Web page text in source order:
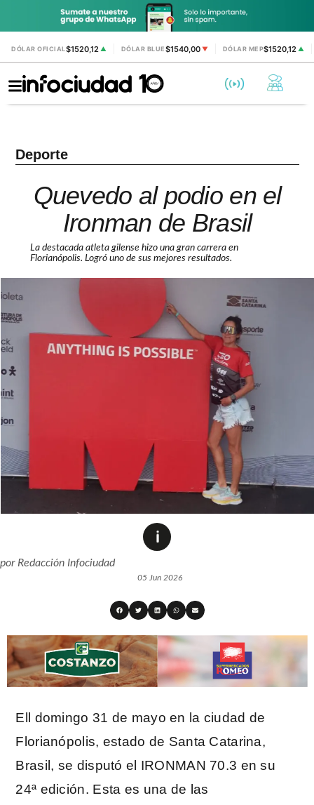
DÓLAR OFICIAL$1520,12 ▲ DÓLAR BLUE$1540,00 ▼ DÓLAR MEP$1520,12 ▲
Deporte
Quevedo al podio en el
Ironman de Brasil
La destacada atleta gilense hizo una gran carrera en
Florianópolis. Logró uno de sus mejores resultados.
porRedacción Infociudad
05 Jun 2026
Ell domingo 31 de mayo en la ciudad de
Florianópolis, estado de Santa Catarina,
Brasil, se disputó el IRONMAN 70.3 en su
24ª edición. Esta es una de las